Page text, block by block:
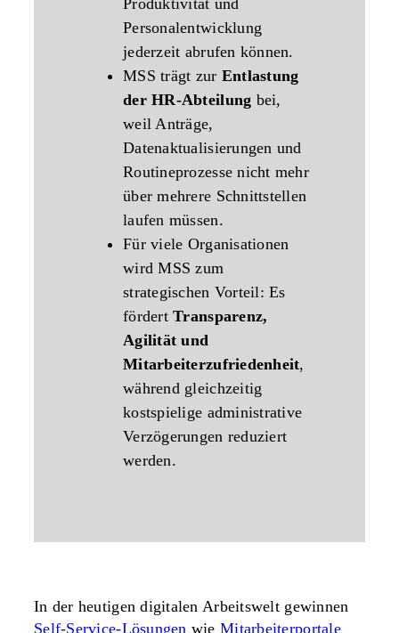
Produktivität und
Personalentwicklung
jederzeit abrufen können.
MSS trägt zur Entlastung
der HR‑Abteilung bei,
weil Anträge,
Datenaktualisierungen und
Routineprozesse nicht mehr
über mehrere Schnittstellen
laufen müssen.
Für viele Organisationen
wird MSS zum
strategischen Vorteil: Es
fördertTransparenz,
Agilität und
Mitarbeiterzufriedenheit,
während gleichzeitig
kostspielige administrative
Verzögerungen reduziert
werden.
In der heutigen digitalen Arbeitswelt gewinnen
Self-Service-Lösungen wieMitarbeiterportale